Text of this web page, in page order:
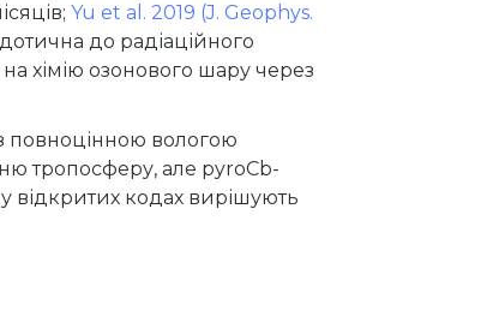
Yu et al. 2019 (J. Geophys.
до радіаційного
хімію озонового шару через
повноцінною вологою
тропосферу, але pyroCb-
відкритих кодах вирішують